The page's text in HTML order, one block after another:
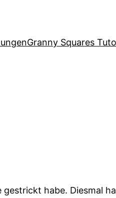
Granny Squares
habe. Diesmal